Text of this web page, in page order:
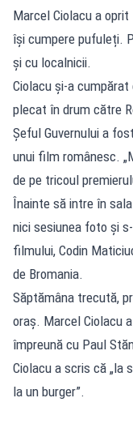
Marcel Ciolacu a
își cumpere pufuleți.
și cu localnicii.
Ciolacu și-a
plecat în drum către
Șeful Guvernului a
unui film românesc.
de pe tricoul
Înainte să intre în
nici sesiunea foto și
filmului, Codin
de Bromania.
Săptămâna trecută,
oraș. Marcel Ciolacu
împreună cu Paul
Ciolacu a scris că „la
la un burger”.